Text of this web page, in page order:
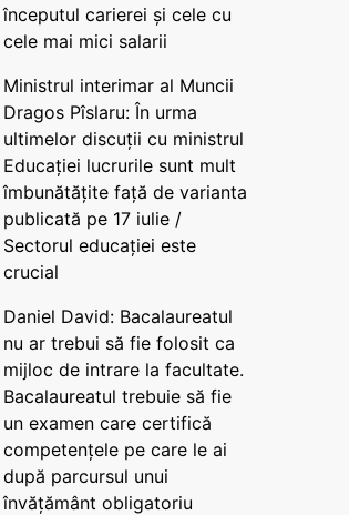
începutul carierei și cele cu
cele mai mici salarii
Ministrul interimar al Muncii
Dragos Pîslaru: În urma
ultimelor discuții cu ministrul
Educației lucrurile sunt mult
îmbunătățite față de varianta
publicată pe 17 iulie /
Sectorul educației este
crucial
Daniel David: Bacalaureatul
nu ar trebui să fie folosit ca
mijloc de intrare la facultate.
Bacalaureatul trebuie să fie
un examen care certifică
competențele pe care le ai
după parcursul unui
învățământ obligatoriu